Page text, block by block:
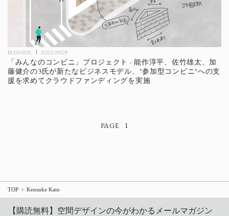
BUSINESS 2022.09.09
「みんなのコンビニ」プロジェクト - 能作淳平、佐竹雄太、加
藤健介の3氏が新たなビジネスモデル、"参加型コンビニ"への支
援を求めてクラウドファンディングを実施
1
TOP Kensuke Kato
【購読無料】空間デザインの今がわかるメールマガジン